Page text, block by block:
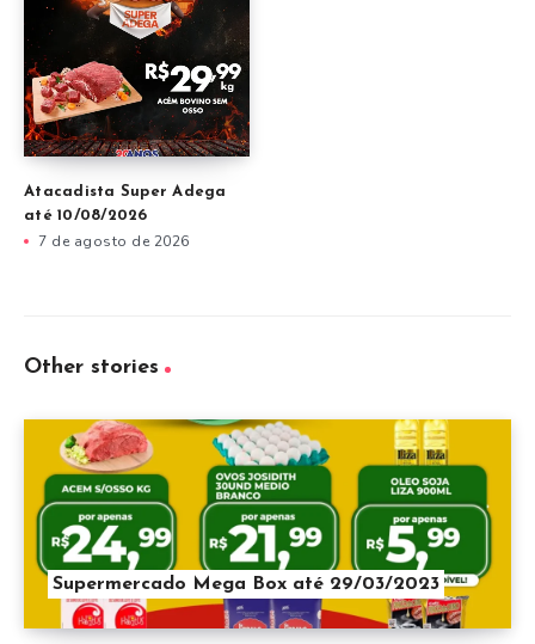
Atacadista Super Adega
até 10/08/2026
7 de agosto de 2026
Other stories
Supermercado Mega Box até 29/03/2023